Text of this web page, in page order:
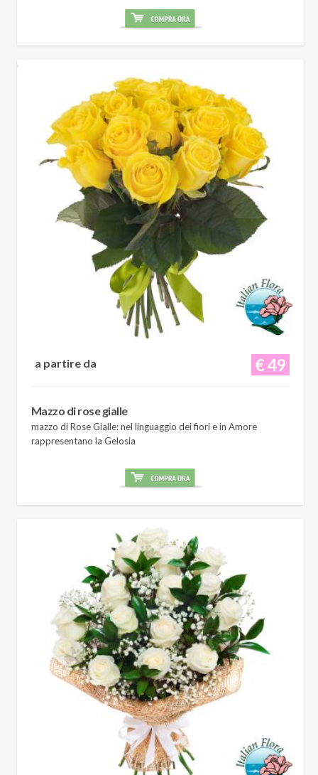
€ 49
a partire da
Mazzo di rose gialle
mazzo di Rose Gialle: nel linguaggio dei fiori e in Amore
rappresentano la Gelosia